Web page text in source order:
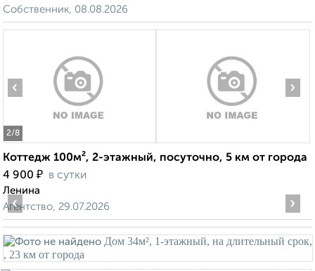
Собственник, 08.08.2026
2/8
‹ ›
Коттедж 100м², 2-этажный, посуточно, 5 км от города
4 900 ₽ в сутки
Ленина
Агентство, 29.07.2026
‹ ›